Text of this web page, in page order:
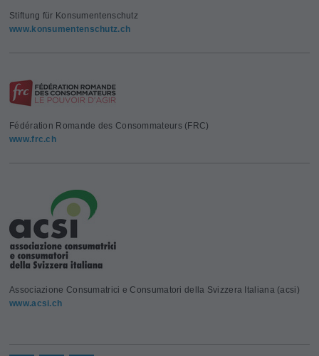
Stiftung für Konsumentenschutz
www.konsumentenschutz.ch
Fédération Romande des Consommateurs (FRC)
www.frc.ch
Associazione Consumatrici e Consumatori della Svizzera Italiana (acsi)
www.acsi.ch